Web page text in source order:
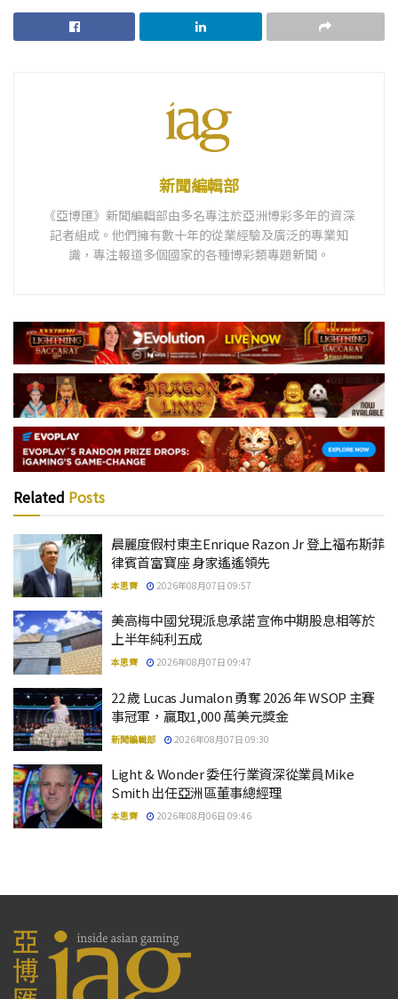
新聞編輯部
《亞博匯》新聞編輯部由多名專注於亞洲博彩多年的資深
記者組成。他們擁有數十年的從業經驗及廣泛的專業知
識，專注報道多個國家的各種博彩類專題新聞。
Related Posts
晨麗度假村東主Enrique Razon Jr 登上福布斯菲
律賓首富寶座 身家遙遙領先
本思齊 2026年08月07日 09:57
美高梅中國兌現派息承諾 宣佈中期股息相等於
上半年純利五成
本思齊 2026年08月07日 09:47
22 歲 Lucas Jumalon 勇奪 2026 年 WSOP 主賽
事冠軍，贏取1,000 萬美元獎金
新聞編輯部 2026年08月07日 09:30
Light & Wonder 委任行業資深從業員Mike
Smith 出任亞洲區董事總經理
本思齊 2026年08月06日 09:46